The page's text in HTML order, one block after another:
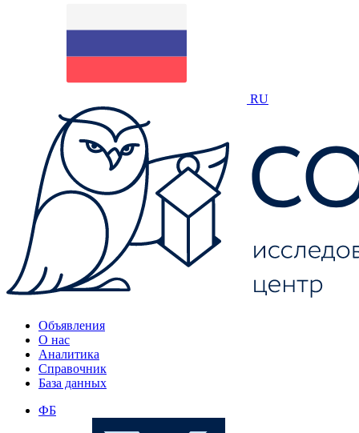
RU
Объявления
О нас
Аналитика
Справочник
База данных
ФБ